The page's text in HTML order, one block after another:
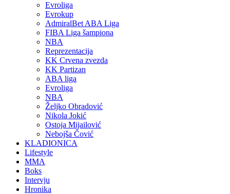
Evroliga
Evrokup
AdmiralBet ABA Liga
FIBA Liga šampiona
NBA
Reprezentacija
KK Crvena zvezda
KK Partizan
ABA liga
Evroliga
NBA
Željko Obradović
Nikola Jokić
Ostoja Mijailović
Nebojša Čović
KLADIONICA
Lifestyle
MMA
Boks
Intervju
Hronika